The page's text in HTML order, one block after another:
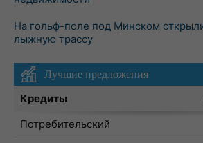
На гольф-поле под Минском
лыжную трассу
Лучшие предложения
Кредиты
Потребительский